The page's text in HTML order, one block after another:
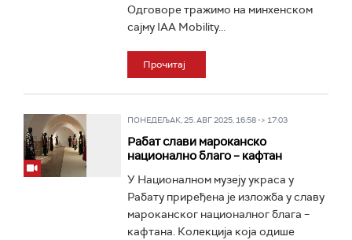
Одговоре тражимо на минхенском
сајму IAA Mobility...
Прочитај
ПОНЕДЕЉАК, 25. АВГ 2025, 16:58 -> 17:03
Рабат слави мароканско
национално благо – кафтан
У Националном музеју украса у
Рабату приређена је изложба у славу
мароканског националног блага –
кафтана. Колекција која одише